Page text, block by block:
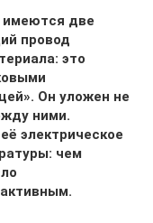
имеются две
провод
это
Он уложен не
ними.
электрическое
чем